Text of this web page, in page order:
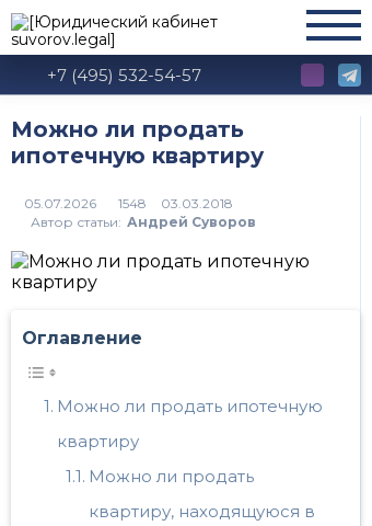
+7 (495) 532-54-57
Можно ли продать
ипотечную квартиру
1548
Автор статьи: Андрей Суворов
Оглавление
Можно ли продать ипотечную
квартиру
Можно ли продать
квартиру, находящуюся в